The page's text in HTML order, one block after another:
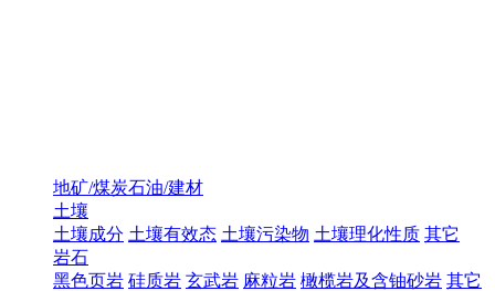
地矿/煤炭石油/建材
土壤
土壤成分 土壤有效态 土壤污染物 土壤理化性质 其它
岩石
黑色页岩 硅质岩 玄武岩 麻粒岩 橄榄岩及含铀砂岩 其它